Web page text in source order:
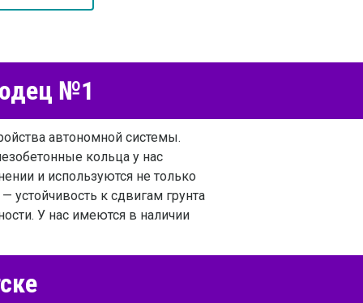
№1
автономной системы.
кольца у нас
и используются не только
устойчивость к сдвигам грунта
У нас имеются в наличии